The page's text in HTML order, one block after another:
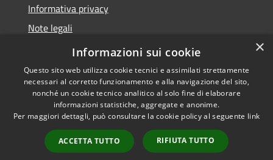
Informativa privacy
Note legali
Dichiarazione di accessibilità
Accessibilità
Copyright © 2026 • Comune di
Trecate • Powered by
Municipium•
Accesso
redazione
×
Informazioni sui cookie
Questo sito web utilizza cookie tecnici e assimilati strettamente
necessari al corretto funzionamento e alla navigazione del sito,
nonché un cookie tecnico analitico al solo fine di elaborare
informazioni statistiche, aggregate e anonime.
Per maggiori dettagli, può consultare la cookie policy al seguente link
ACCETTA TUTTO RIFIUTA TUTTO